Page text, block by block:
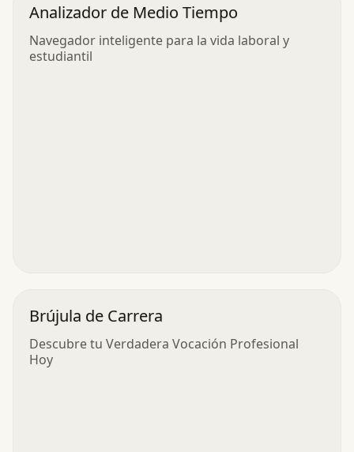
Analizador de Medio Tiempo
Navegador inteligente para la vida laboral y
estudiantil
Brújula de Carrera
Descubre tu Verdadera Vocación Profesional
Hoy